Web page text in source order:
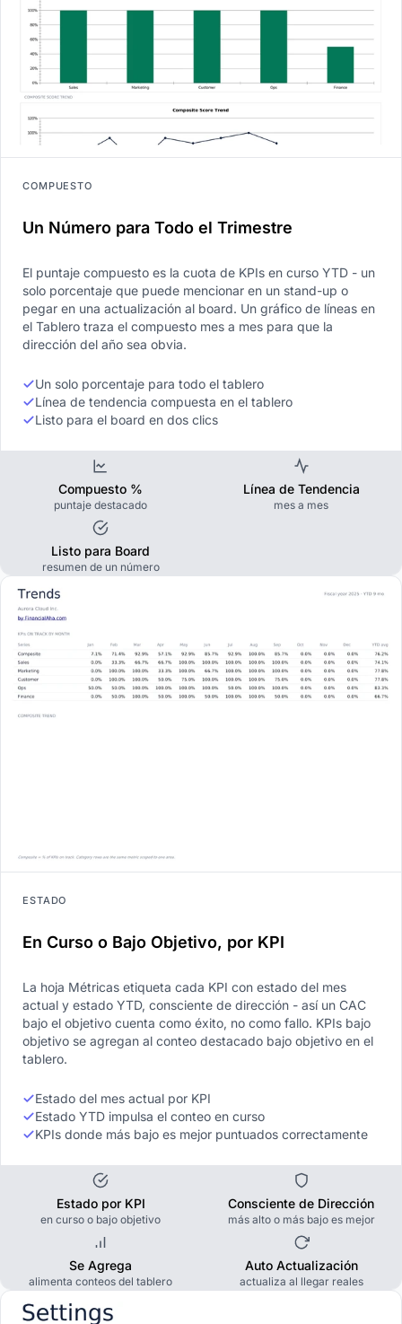
COMPUESTO
Un Número para Todo el Trimestre
El puntaje compuesto es la cuota de KPIs en curso YTD - un
solo porcentaje que puede mencionar en un stand-up o
pegar en una actualización al board. Un gráfico de líneas en
el Tablero traza el compuesto mes a mes para que la
dirección del año sea obvia.
Un solo porcentaje para todo el tablero
Línea de tendencia compuesta en el tablero
Listo para el board en dos clics
Compuesto %
puntaje destacado
Línea de Tendencia
mes a mes
Listo para Board
resumen de un número
ESTADO
En Curso o Bajo Objetivo, por KPI
La hoja Métricas etiqueta cada KPI con estado del mes
actual y estado YTD, consciente de dirección - así un CAC
bajo el objetivo cuenta como éxito, no como fallo. KPIs bajo
objetivo se agregan al conteo destacado bajo objetivo en el
tablero.
Estado del mes actual por KPI
Estado YTD impulsa el conteo en curso
KPIs donde más bajo es mejor puntuados correctamente
Estado por KPI
en curso o bajo objetivo
Consciente de Dirección
más alto o más bajo es mejor
Se Agrega
alimenta conteos del tablero
Auto Actualización
actualiza al llegar reales